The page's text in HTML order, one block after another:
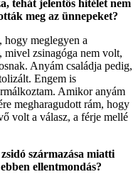
tehát jelentős hitélet nem
meg az ünnepeket?
hogy meglegyen a
mivel zsinagóga nem volt,
Anyám családja pedig,
Engem is
Amikor anyám
megharagudott rám, hogy
volt a válasz, a férje mellé
származása miatti
ellentmondás?